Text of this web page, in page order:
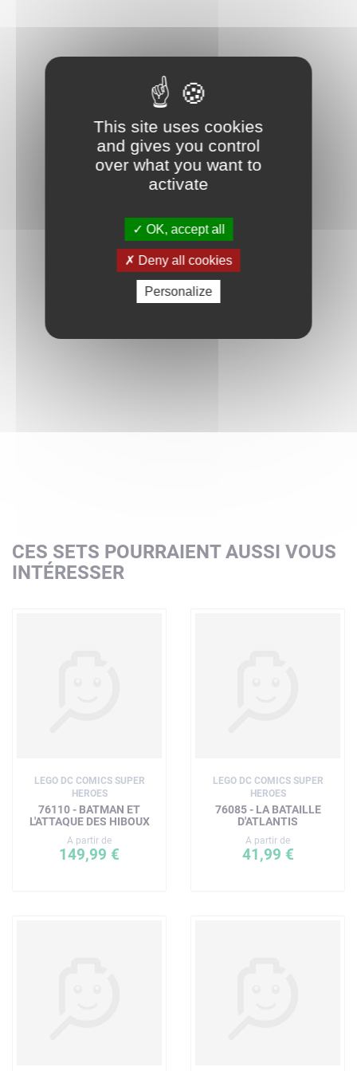
CES SETS POURRAIENT AUSSI VOUS
INTÉRESSER
LEGO DC COMICS SUPER
HEROES
76110 - BATMAN ET
L'ATTAQUE DES HIBOUX
A partir de
149,99 €
LEGO DC COMICS SUPER
HEROES
76085 - LA BATAILLE
D'ATLANTIS
A partir de
41,99 €
This site uses cookies
and gives you control
over what you want to
activate
OK, accept all
Deny all cookies
Personalize